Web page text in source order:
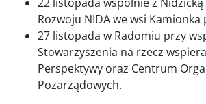
Rozwoju NIDA we wsi Kamionka
27 listopada w Radomiu przy
Stowarzyszenia na rzecz
Perspektywy oraz Centrum
Pozarządowych.